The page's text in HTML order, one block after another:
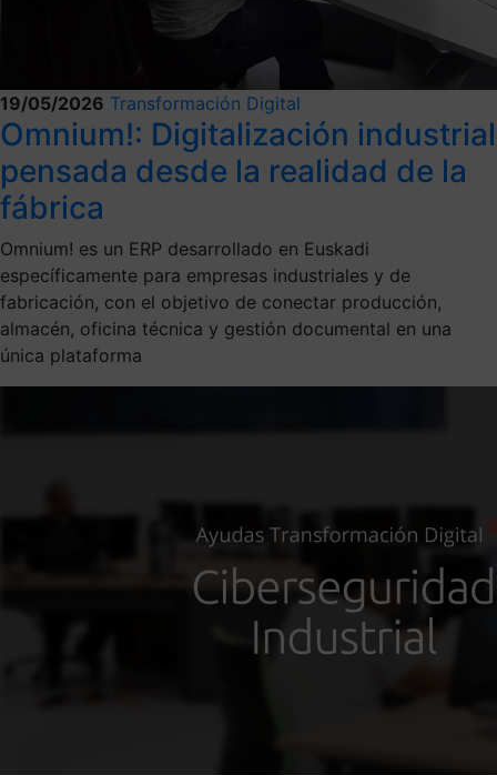
19/05/2026 Transformación Digital
Omnium!: Digitalización industrial
pensada desde la realidad de la
fábrica
Omnium! es un ERP desarrollado en Euskadi
específicamente para empresas industriales y de
fabricación, con el objetivo de conectar producción,
almacén, oficina técnica y gestión documental en una
única plataforma